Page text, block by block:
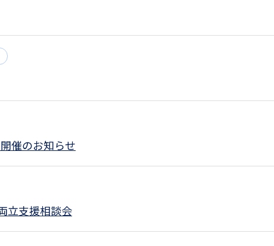
催のお知らせ
立支援相談会